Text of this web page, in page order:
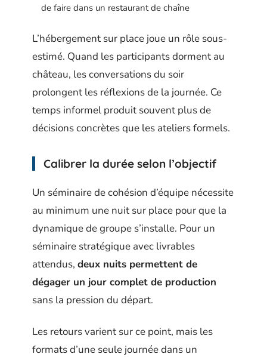
de faire dans un restaurant de chaîne
L’hébergement sur place joue un rôle sous-
estimé. Quand les participants dorment au
château, les conversations du soir
prolongent les réflexions de la journée. Ce
temps informel produit souvent plus de
décisions concrètes que les ateliers formels.
Calibrer la durée selon l’objectif
Un séminaire de cohésion d’équipe nécessite
au minimum une nuit sur place pour que la
dynamique de groupe s’installe. Pour un
séminaire stratégique avec livrables
attendus, deux nuits permettent de
dégager un jour complet de production
sans la pression du départ.
Les retours varient sur ce point, mais les
formats d’une seule journée dans un